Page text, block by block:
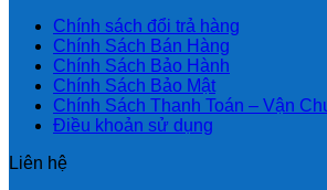
Chính sách đổi trả hàng
Chính Sách Bán Hàng
Chính Sách Bảo Hành
Chính Sách Bảo Mật
Chính Sách Thanh Toán – Vận
Điều khoản sử dụng
Liên hệ